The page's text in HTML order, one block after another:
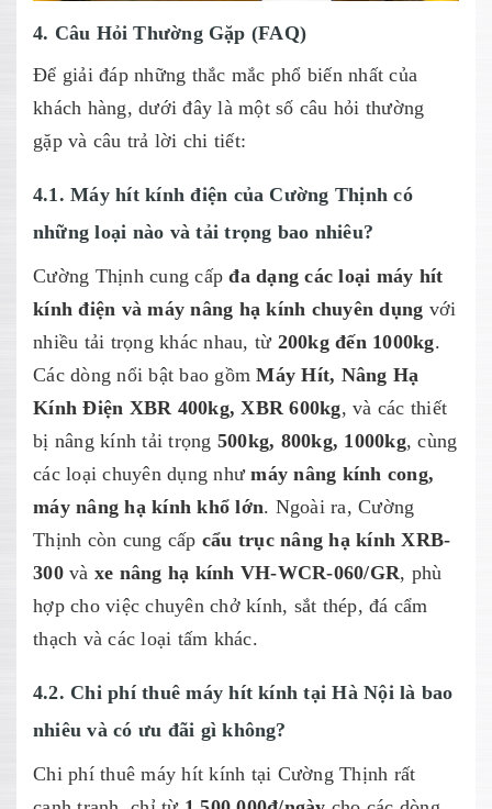
4. Câu Hỏi Thường Gặp (FAQ)
Để giải đáp những thắc mắc phổ biến nhất của
khách hàng, dưới đây là một số câu hỏi thường
gặp và câu trả lời chi tiết:
4.1. Máy hít kính điện của Cường Thịnh có
những loại nào và tải trọng bao nhiêu?
Cường Thịnh cung cấpđa dạng các loại máy hít
kính điện và máy nâng hạ kính chuyên dụng với
nhiều tải trọng khác nhau, từ 200kg đến 1000kg.
Các dòng nổi bật bao gồmMáy Hít, Nâng Hạ
Kính Điện XBR 400kg, XBR 600kg, và các thiết
bị nâng kính tải trọng 500kg, 800kg, 1000kg, cùng
các loại chuyên dụng nhưmáy nâng kính cong,
máy nâng hạ kính khổ lớn. Ngoài ra, Cường
Thịnh còn cung cấp cẩu trục nâng hạ kính XRB-
300và xe nâng hạ kính VH-WCR-060/GR, phù
hợp cho việc chuyên chở kính, sắt thép, đá cẩm
thạch và các loại tấm khác.
4.2. Chi phí thuê máy hít kính tại Hà Nội là bao
nhiêu và có ưu đãi gì không?
Chi phí thuê máy hít kính tại Cường Thịnh rất